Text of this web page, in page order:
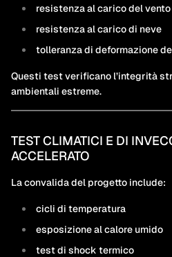
resistenza al carico del vento
resistenza al carico di neve
tolleranza di deformazione
Questi test verificano l’integrità
ambientali estreme.
TEST CLIMATICI E DI
ACCELERATO
La convalida del progetto include:
cicli di temperatura
esposizione al calore umido
test di shock termico